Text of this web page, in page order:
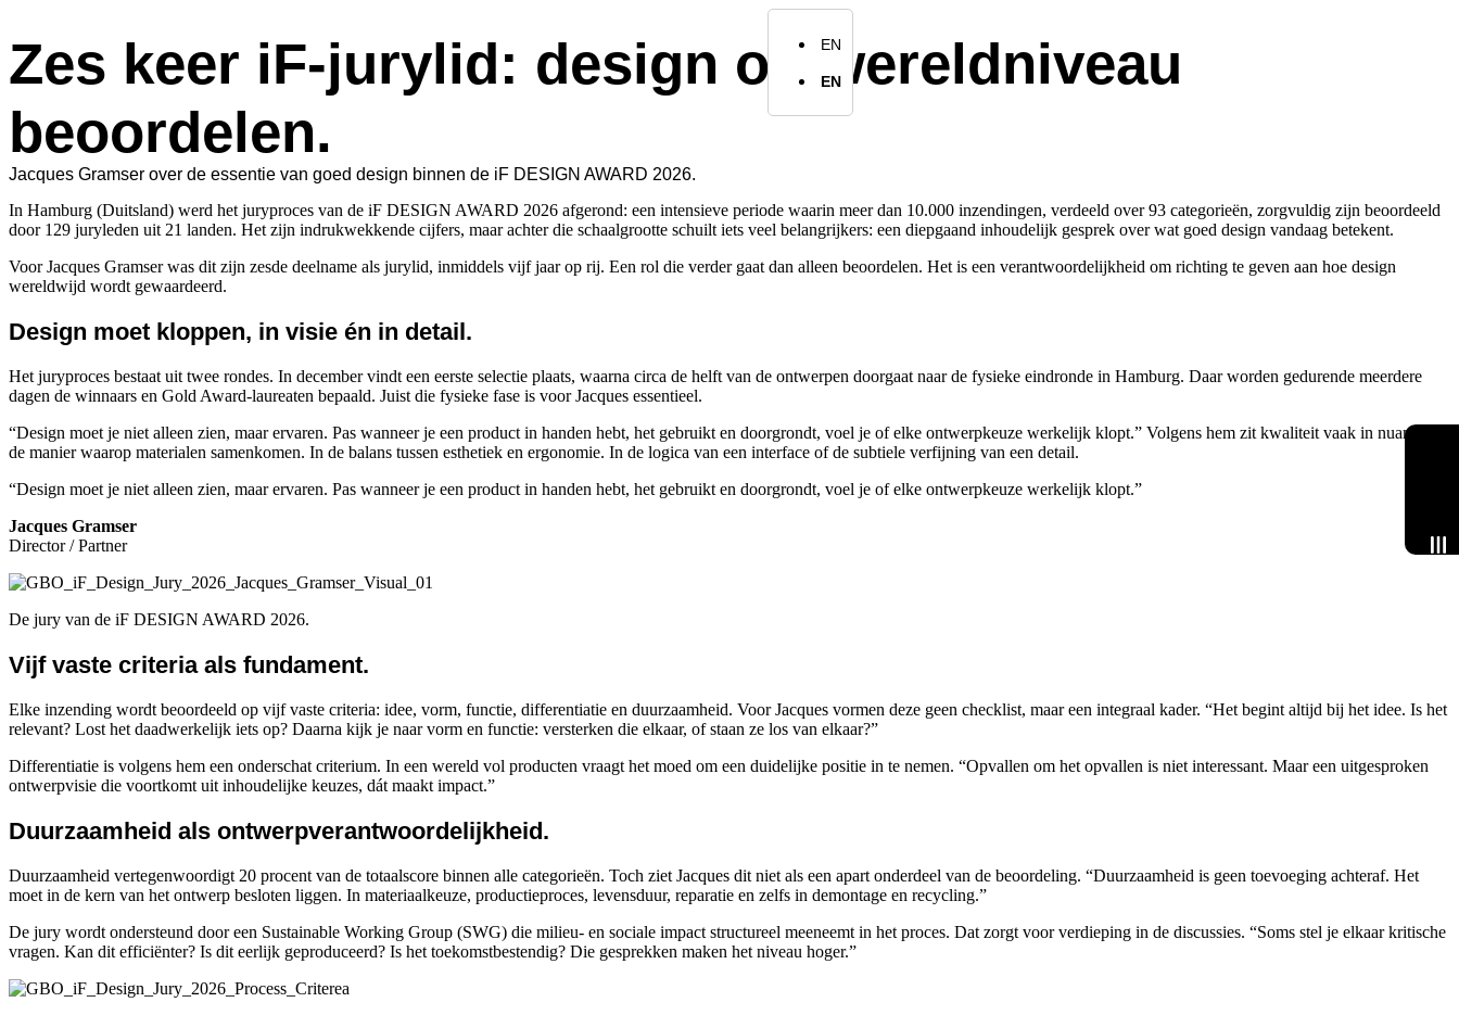
EN
EN
Zes keer iF-jurylid: design op wereldniveau
beoordelen.
Jacques Gramser over de essentie van goed design binnen de iF DESIGN AWARD 2026.
In Hamburg (Duitsland) werd het juryproces van de iF DESIGN AWARD 2026 afgerond: een intensieve periode waarin meer dan 10.000 inzendingen, verdeeld over 93 categorieën, zorgvuldig zijn beoordeeld
door 129 juryleden uit 21 landen. Het zijn indrukwekkende cijfers, maar achter die schaalgrootte schuilt iets veel belangrijkers: een diepgaand inhoudelijk gesprek over wat goed design vandaag betekent.
Voor Jacques Gramser was dit zijn zesde deelname als jurylid, inmiddels vijf jaar op rij. Een rol die verder gaat dan alleen beoordelen. Het is een verantwoordelijkheid om richting te geven aan hoe design
wereldwijd wordt gewaardeerd.
Design moet kloppen, in visie én in detail.
Het juryproces bestaat uit twee rondes. In december vindt een eerste selectie plaats, waarna circa de helft van de ontwerpen doorgaat naar de fysieke eindronde in Hamburg. Daar worden gedurende meerdere
dagen de winnaars en Gold Award-laureaten bepaald. Juist die fysieke fase is voor Jacques essentieel.
“Design moet je niet alleen zien, maar ervaren. Pas wanneer je een product in handen hebt, het gebruikt en doorgrondt, voel je of elke ontwerpkeuze werkelijk klopt.” Volgens hem zit kwaliteit vaak in nuance. In
de manier waarop materialen samenkomen. In de balans tussen esthetiek en ergonomie. In de logica van een interface of de subtiele verfijning van een detail.
“Design moet je niet alleen zien, maar ervaren. Pas wanneer je een product in handen hebt, het gebruikt en doorgrondt, voel je of elke ontwerpkeuze werkelijk klopt.”
Jacques Gramser
Director / Partner
De jury van de iF DESIGN AWARD 2026.
Vijf vaste criteria als fundament.
Elke inzending wordt beoordeeld op vijf vaste criteria: idee, vorm, functie, differentiatie en duurzaamheid. Voor Jacques vormen deze geen checklist, maar een integraal kader. “Het begint altijd bij het idee. Is het
relevant? Lost het daadwerkelijk iets op? Daarna kijk je naar vorm en functie: versterken die elkaar, of staan ze los van elkaar?”
Differentiatie is volgens hem een onderschat criterium. In een wereld vol producten vraagt het moed om een duidelijke positie in te nemen. “Opvallen om het opvallen is niet interessant. Maar een uitgesproken
ontwerpvisie die voortkomt uit inhoudelijke keuzes, dát maakt impact.”
Duurzaamheid als ontwerpverantwoordelijkheid.
Duurzaamheid vertegenwoordigt 20 procent van de totaalscore binnen alle categorieën. Toch ziet Jacques dit niet als een apart onderdeel van de beoordeling. “Duurzaamheid is geen toevoeging achteraf. Het
moet in de kern van het ontwerp besloten liggen. In materiaalkeuze, productieproces, levensduur, reparatie en zelfs in demontage en recycling.”
De jury wordt ondersteund door een Sustainable Working Group (SWG) die milieu- en sociale impact structureel meeneemt in het proces. Dat zorgt voor verdieping in de discussies. “Soms stel je elkaar kritische
vragen. Kan dit efficiënter? Is dit eerlijk geproduceerd? Is het toekomstbestendig? Die gesprekken maken het niveau hoger.”